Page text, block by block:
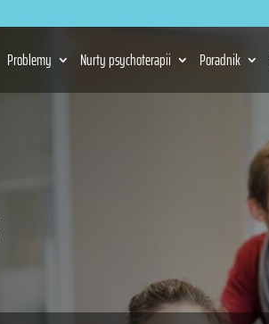
Problemy Nurty psychoterapii Poradnik